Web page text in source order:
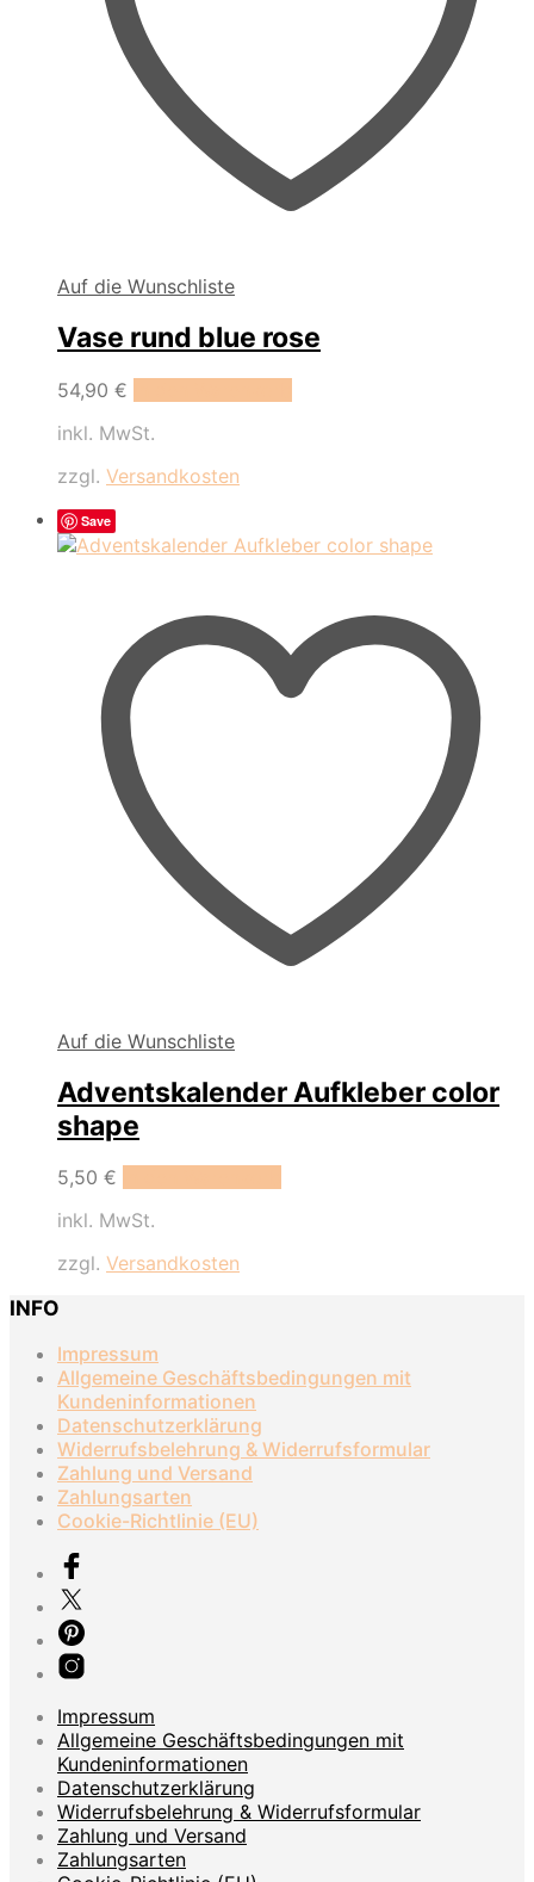
Auf die Wunschliste
Vase rund blue rose
54,90 €
inkl. MwSt.
zzgl. Versandkosten
Save
Auf die Wunschliste
Adventskalender Aufkleber color
shape
5,50 €
inkl. MwSt.
zzgl. Versandkosten
INFO
Impressum
Allgemeine Geschäftsbedingungen mit
Kundeninformationen
Datenschutzerklärung
Widerrufsbelehrung & Widerrufsformular
Zahlung und Versand
Zahlungsarten
Cookie-Richtlinie (EU)
Impressum
Allgemeine Geschäftsbedingungen mit
Kundeninformationen
Datenschutzerklärung
Widerrufsbelehrung & Widerrufsformular
Zahlung und Versand
Zahlungsarten